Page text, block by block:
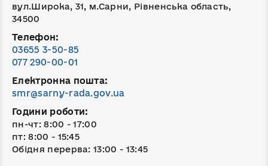
вул.Широка, 31, м.Сарни, Рівненська область,
34500
Телефон:
03655 3-50-85
077 290-00-01
Електронна пошта:
smr@sarny-rada.gov.ua
Години роботи:
пн-чт: 8:00 - 17:00
пт: 8:00 - 15:45
Обідня перерва: 13:00 - 13:45